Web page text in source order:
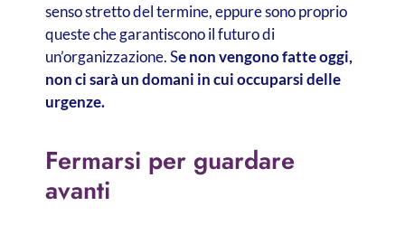
senso stretto del termine, eppure sono proprio
queste che garantiscono il futuro di
un’organizzazione. Se non vengono fatte oggi,
non ci sarà un domani in cui occuparsi delle
urgenze.
Fermarsi per guardare
avanti